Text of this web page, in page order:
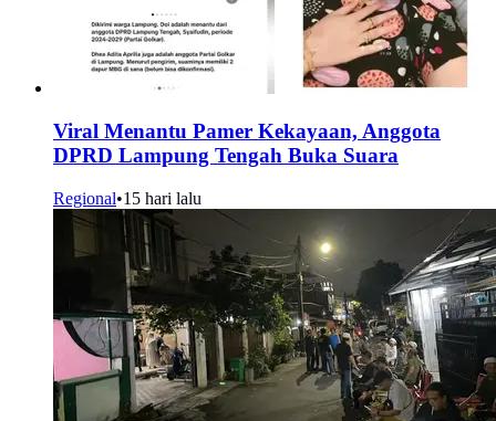
Viral Menantu Pamer Kekayaan, Anggota
DPRD Lampung Tengah Buka Suara
Regional•15 hari lalu